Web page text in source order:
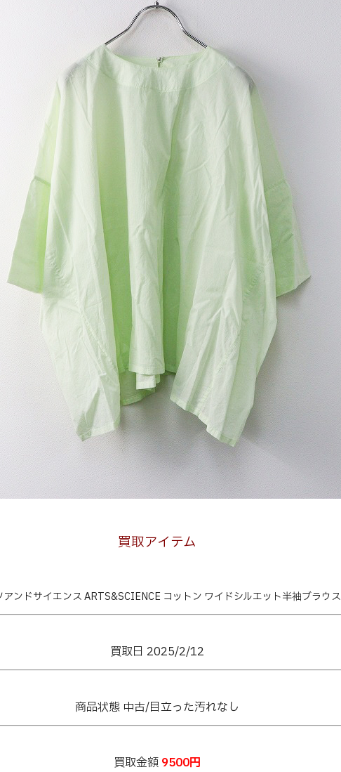
買取アイテム
ンドサイエンス ARTS&SCIENCE コットン ワイドシルエット半袖ブラウス
買取日 2025/2/12
商品状態 中古/目立った汚れなし
買取金額 9500円